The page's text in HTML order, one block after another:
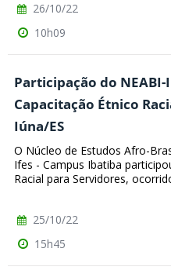
26/10/22
10h09
Participação do NEABI-
Capacitação Étnico
Iúna/ES
O Núcleo de Estudos Afro-
Ifes - Campus Ibatiba
Racial para Servidores,
25/10/22
15h45